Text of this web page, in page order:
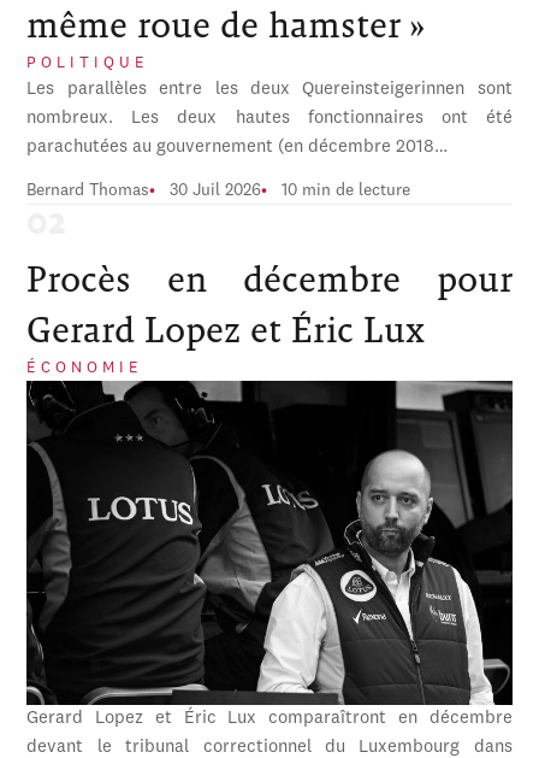
même roue de hamster »
POLITIQUE
Les parallèles entre les deux Quereinsteigerinnen sont
nombreux. Les deux hautes fonctionnaires ont été
parachutées au gouvernement (en décembre 2018…
Bernard Thomas 30 Juil 2026 10 min de lecture
Procès en décembre pour
Gerard Lopez et Éric Lux
ÉCONOMIE
Gerard Lopez et Éric Lux comparaîtront en décembre
devant le tribunal correctionnel du Luxembourg dans